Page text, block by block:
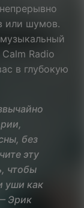
или шумов.
Radio
в глубокую
без
эту
чтобы
уши как
Эрик